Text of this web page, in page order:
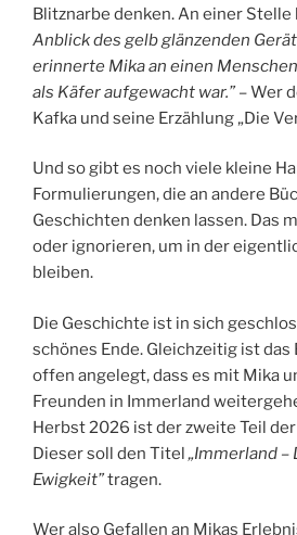
Blitznarbe denken. An einer
Anblick des gelb glänzenden
erinnerte Mika an einen
als Käfer aufgewacht war.” – Wer
Kafka und seine Erzählung „Die
Und so gibt es noch viele kleine
Formulierungen, die an andere
Geschichten denken lassen. Das
oder ignorieren, um in der
bleiben.
Die Geschichte ist in sich
schönes Ende. Gleichzeitig ist das
offen angelegt, dass es mit Mika
Freunden in Immerland
Herbst 2026 ist der zweite Teil
Dieser soll den Titel„Immerland –
Ewigkeit”tragen.
Wer also Gefallen an Mikas